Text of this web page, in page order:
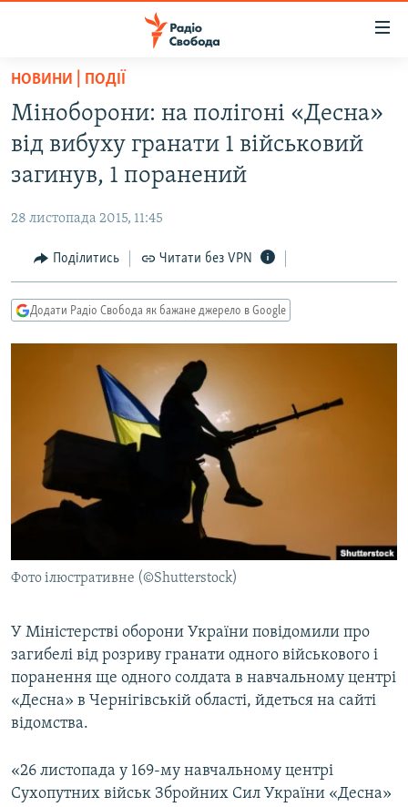
Перейти
основного
матеріалу
до
основної
Перейти
до
пошуку
РАДІО СВОБОДА – 70 РОКІВ
ВСЕ ЗА ДОБУ
ЕКОНОМІКА
СУСПІЛЬСТВО
РОСІЙСЬКА «ФІЛЬТРАЦІЯ»
ДОНБАС.РЕАЛІЇ
ТИ ЯК?
КИТАЙ.ВИКЛИКИ
МУЛЬТИМЕДІА
ФОТО
СПЕЦПРОЄКТИ
ПОДКАСТИ
КРИМ РЕАЛІЇ
УКР
КТАТ
ДОЛУЧАЙСЯ!
НОВИНИ | ПОДІЇ
Міноборони: на полігоні «Десна»
від вибуху гранати 1 військовий
загинув, 1 поранений
28 листопада 2015, 11:45
Поділитись Читати без VPN
Додати Радіо Свобода як бажане джерело в Google
Фото ілюстративне (©Shutterstock)
У Міністерстві оборони України повідомили про
загибелі від розриву гранати одного військового і
поранення ще одного солдата в навчальному центрі
«Десна» в Чернігівській області, йдеться на сайті
відомства.
«26 листопада у 169-му навчальному центрі
Сухопутних військ Збройних Сил України «Десна»